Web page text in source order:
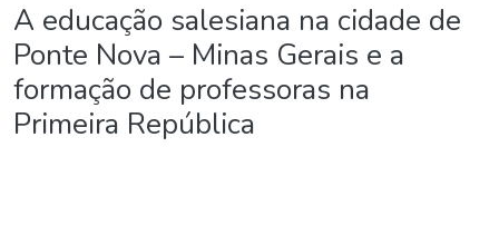
A educação salesiana na cidade de
Ponte Nova – Minas Gerais e a
formação de professoras na
Primeira República